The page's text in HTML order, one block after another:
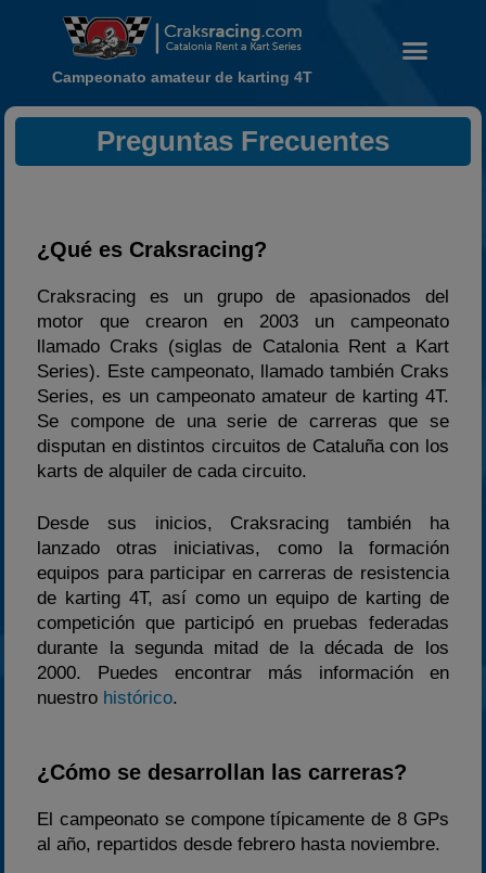
Carreras finalizadas
Campeonato
Temporada 2026
Temporadas anteriores
2020-2021
2024
Estadísticas
Preguntas Frecuentes
Campeonato amateur de karting 4T
Preguntas Frecuentes
¿Qué es Craksracing?
Craksracing es un grupo de apasionados del
motor que crearon en 2003 un campeonato
llamado Craks (siglas de Catalonia Rent a Kart
Series). Este campeonato, llamado también Craks
Series, es un campeonato amateur de karting 4T.
Se compone de una serie de carreras que se
disputan en distintos circuitos de Cataluña con los
karts de alquiler de cada circuito.
Desde sus inicios, Craksracing también ha
lanzado otras iniciativas, como la formación
equipos para participar en carreras de resistencia
de karting 4T, así como un equipo de karting de
competición que participó en pruebas federadas
durante la segunda mitad de la década de los
2000. Puedes encontrar más información en
nuestro histórico.
¿Cómo se desarrollan las carreras?
El campeonato se compone típicamente de 8 GPs
al año, repartidos desde febrero hasta noviembre.